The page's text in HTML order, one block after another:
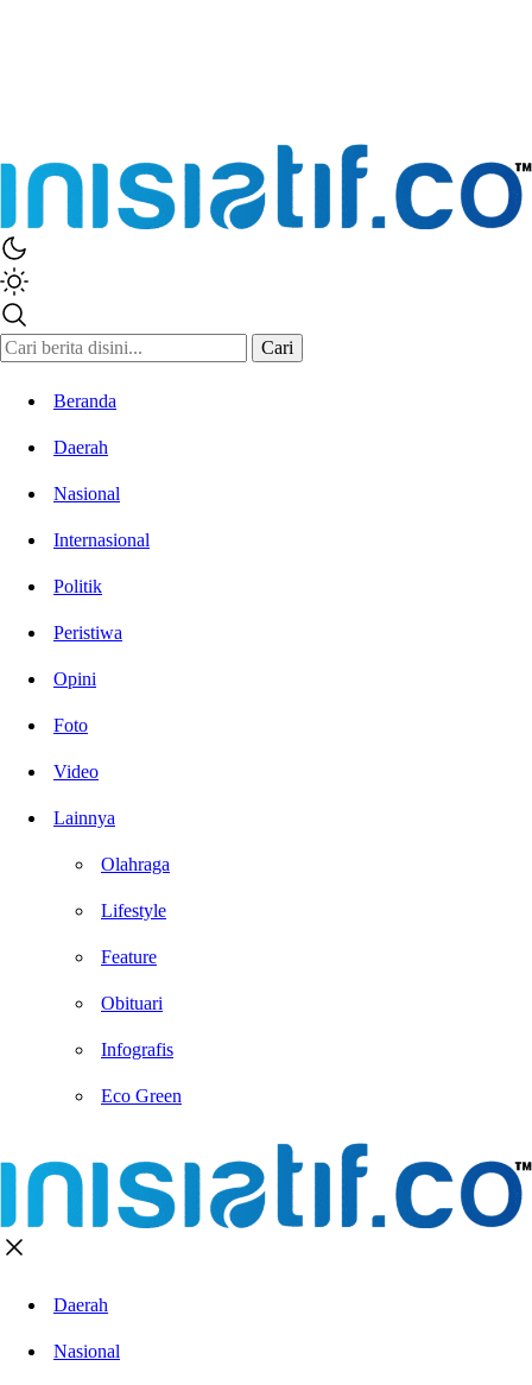
Inisiatif.co
Stay Connected Stay Informed
Cari
Beranda
Daerah
Nasional
Internasional
Politik
Peristiwa
Opini
Foto
Video
Lainnya
Olahraga
Lifestyle
Feature
Obituari
Infografis
Eco Green
Daerah
Nasional